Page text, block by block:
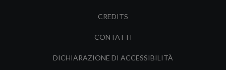
CREDITS
CONTATTI
DICHIARAZIONE DI ACCESSIBILITÀ